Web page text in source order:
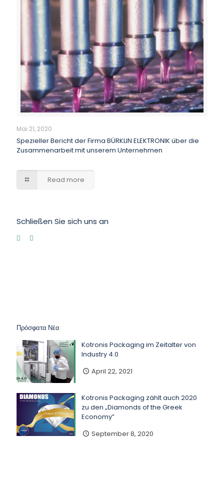
Mai 21, 2020
Spezieller Bericht der Firma BÜRKLIN ELEKTRONIK über die
Zusammenarbeit mit unserem Unternehmen
Read more
Schließen Sie sich uns an
Πρόσφατα Νέα
Kotronis Packaging im Zeitalter von
Industry 4.0
April 22, 2021
Kotronis Packaging zählt auch 2020
zu den „Diamonds of the Greek
Economy”
September 8, 2020